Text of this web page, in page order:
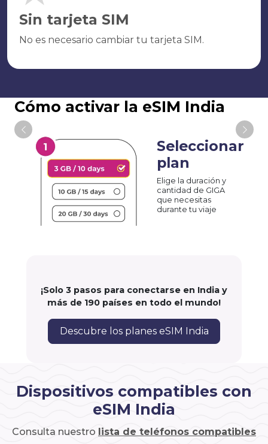
Sin tarjeta SIM
No es necesario cambiar tu tarjeta SIM.
Cómo activar la eSIM India
Seleccionar
plan
Elige la duración y
cantidad de GIGA
que necesitas
durante tu viaje
¡Solo 3 pasos para conectarse en India y
más de 190 países en todo el mundo!
Descubre los planes eSIM India
Dispositivos compatibles con
eSIM India
Consulta nuestro lista de teléfonos compatibles